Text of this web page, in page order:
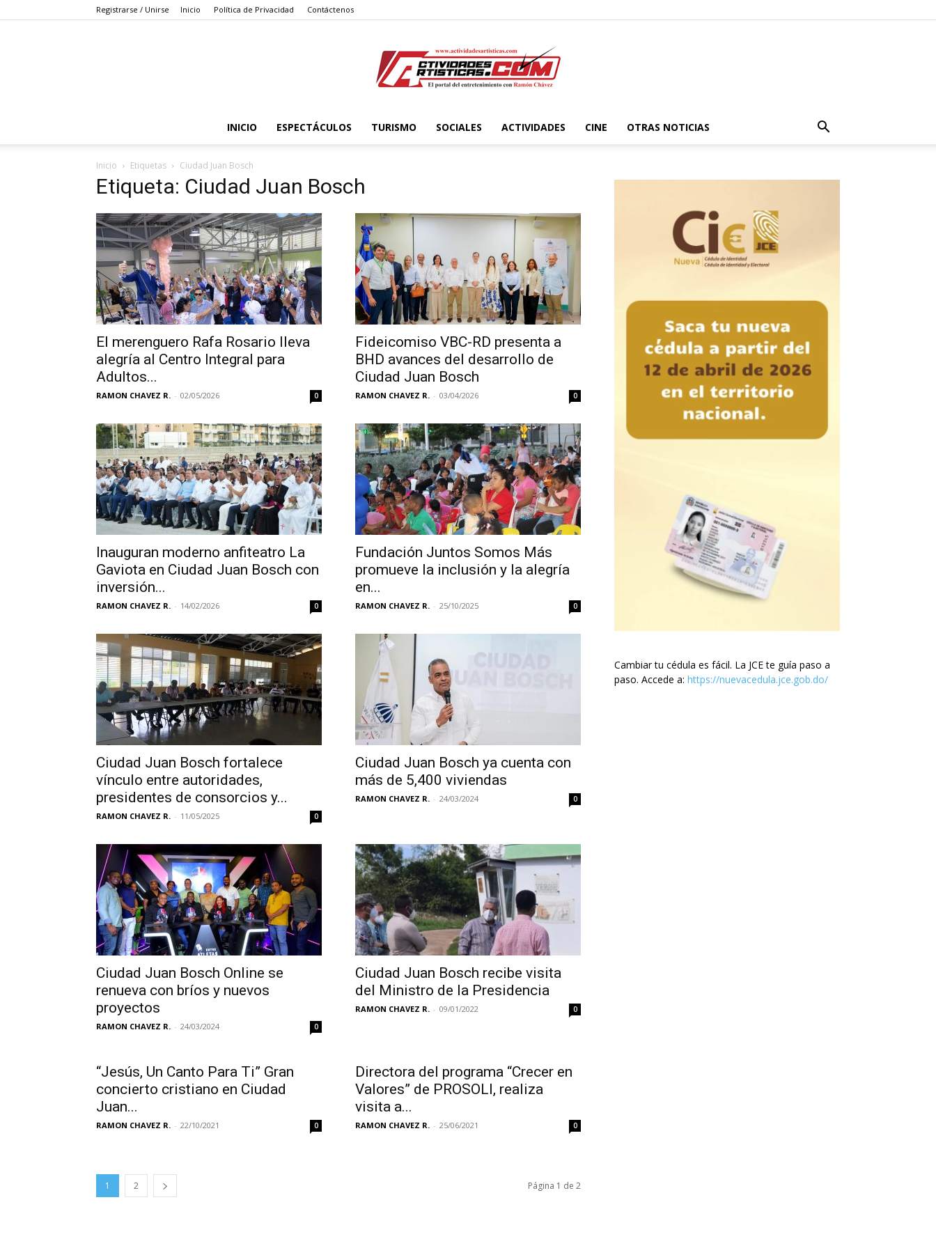
Registrarse / Unirse Inicio Política de Privacidad Contáctenos
Actividadesartisticas.com
INICIO ESPECTÁCULOS TURISMO SOCIALES ACTIVIDADES CINE OTRAS NOTICIAS
Inicio Etiquetas Ciudad Juan Bosch
Etiqueta: Ciudad Juan Bosch
El merenguero Rafa Rosario lleva
alegría al Centro Integral para
Adultos...
RAMON CHAVEZ R. - 02/05/2026 0
Fideicomiso VBC-RD presenta a
BHD avances del desarrollo de
Ciudad Juan Bosch
RAMON CHAVEZ R. - 03/04/2026 0
Inauguran moderno anfiteatro La
Gaviota en Ciudad Juan Bosch con
inversión...
RAMON CHAVEZ R. - 14/02/2026 0
Fundación Juntos Somos Más
promueve la inclusión y la alegría
en...
RAMON CHAVEZ R. - 25/10/2025 0
Ciudad Juan Bosch fortalece
vínculo entre autoridades,
presidentes de consorcios y...
RAMON CHAVEZ R. - 11/05/2025 0
Ciudad Juan Bosch ya cuenta con
más de 5,400 viviendas
RAMON CHAVEZ R. - 24/03/2024 0
Ciudad Juan Bosch Online se
renueva con bríos y nuevos
proyectos
RAMON CHAVEZ R. - 24/03/2024 0
Ciudad Juan Bosch recibe visita
del Ministro de la Presidencia
RAMON CHAVEZ R. - 09/01/2022 0
“Jesús, Un Canto Para Ti” Gran
concierto cristiano en Ciudad
Juan...
RAMON CHAVEZ R. - 22/10/2021 0
Directora del programa “Crecer en
Valores” de PROSOLI, realiza
visita a...
RAMON CHAVEZ R. - 25/06/2021 0
1 2 Página 1 de 2
Cambiar tu cédula es fácil. La JCE te guía paso a
paso. Accede a: https://nuevacedula.jce.gob.do/